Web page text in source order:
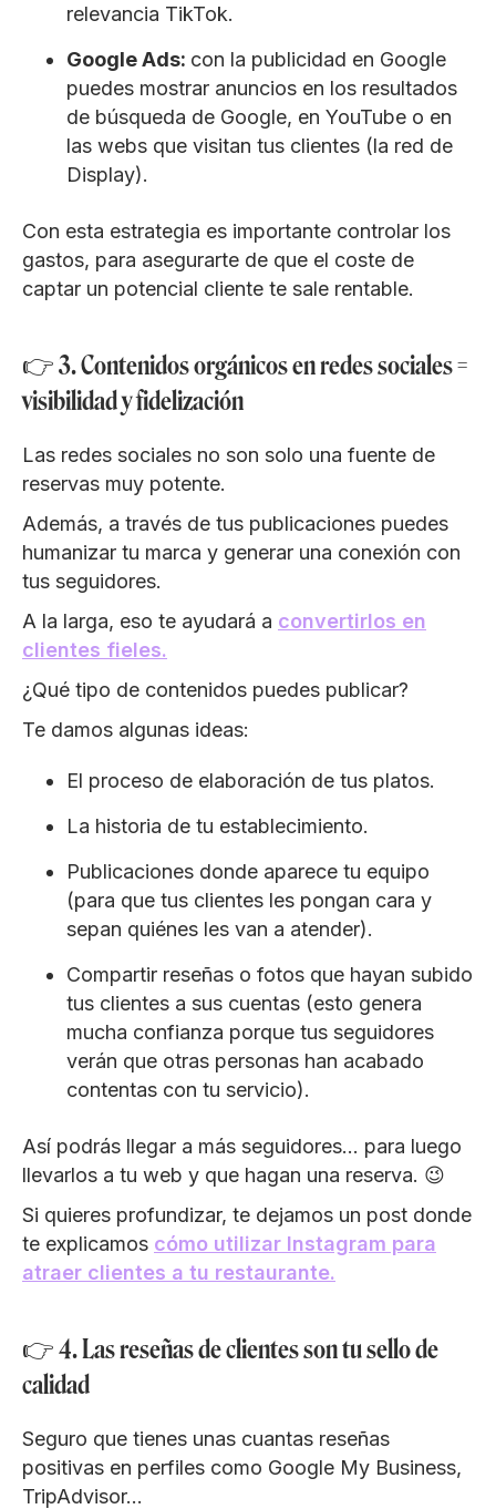
relevancia TikTok.
Google Ads: con la publicidad en Google
puedes mostrar anuncios en los resultados
de búsqueda de Google, en YouTube o en
las webs que visitan tus clientes (la red de
Display).
Con esta estrategia es importante controlar los
gastos, para asegurarte de que el coste de
captar un potencial cliente te sale rentable.
👉 3. Contenidos orgánicos en redes sociales =
visibilidad y fidelización
Las redes sociales no son solo una fuente de
reservas muy potente.
Además, a través de tus publicaciones puedes
humanizar tu marca y generar una conexión con
tus seguidores.
A la larga, eso te ayudará a convertirlos en
clientes fieles.
¿Qué tipo de contenidos puedes publicar?
Te damos algunas ideas:
El proceso de elaboración de tus platos.
La historia de tu establecimiento.
Publicaciones donde aparece tu equipo
(para que tus clientes les pongan cara y
sepan quiénes les van a atender).
Compartir reseñas o fotos que hayan subido
tus clientes a sus cuentas (esto genera
mucha confianza porque tus seguidores
verán que otras personas han acabado
contentas con tu servicio).
Así podrás llegar a más seguidores… para luego
llevarlos a tu web y que hagan una reserva. 😉
Si quieres profundizar, te dejamos un post donde
te explicamos cómo utilizar Instagram para
atraer clientes a tu restaurante.
👉 4. Las reseñas de clientes son tu sello de
calidad
Seguro que tienes unas cuantas reseñas
positivas en perfiles como Google My Business,
TripAdvisor…